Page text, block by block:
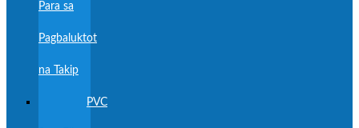
Para sa
Pagbaluktot
na Takip
PVC